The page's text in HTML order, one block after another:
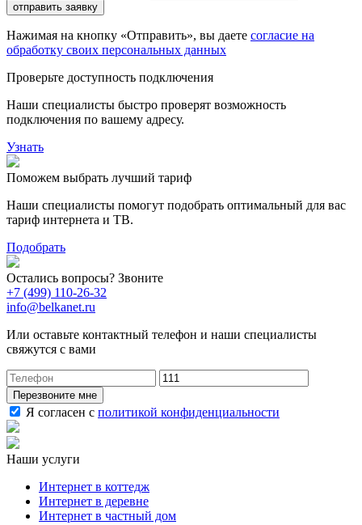
отправить заявку
Нажимая на кнопку «Отправить», вы даете согласие на
обработку своих персональных данных
Проверьте доступность подключения
Наши специалисты быстро проверят возможность
подключения по вашему адресу.
Узнать
Поможем выбрать лучший тариф
Наши специалисты помогут подобрать оптимальный для вас
тариф интернета и ТВ.
Подобрать
Остались вопросы? Звоните
+7 (499) 110-26-32
info@belkanet.ru
Или оставьте контактный телефон и наши специалисты
свяжутся с вами
Перезвоните мне
Я согласен с политикой конфиденциальности
Наши услуги
Интернет в коттедж
Интернет в деревне
Интернет в частный дом